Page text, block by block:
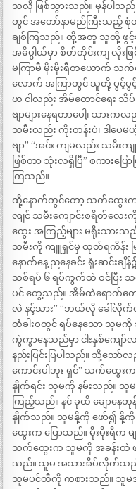
သလို ဖြစ်သွားသည်။ မှန်ပါ
တွင် အတော်နာမည်ကြီးသည့်
ချစ်ကြသည်။ ထို့အတူ သူတို့ ဖွ
အဓိပ္ပါယ်မှာ စိတ်တိုင်းကျ လိုး
မကြာမီ မိုးမိုးရီတယောက်
လောက် အကြာတွင် သူတို့ ပွင့်ပွင့်လ
ဟ ငါလည်း အိမ်ထောင်ရေး သိ
ဗျာများနေရတာပေါ့၊ သာ
သမီးလည်း ကိုးတန်းပဲ၊ ဒါပေ
ဗျာ” “အင်း ကျမလည်း သမီးက
ဖြစ်တာ သုံးလရှိပြီ” စကားပ
ကြသည်။
ထို့နောက်တွင်တော့ သက်ထွေးက
လျင် သမီးကျောင်းစရိတ်လေ
ထွေး အကြည့်များ မရိုးသာ
သမီးကို ကျူရှင်မှ ထုတ်ရကိန်း
နောက်နေ့ ညနေခင်း ရုံးဆင်း
သစ်ရပ် ၆ ရပ်ကွက်ထဲ ဝင်ပြီ
ပင် တွေ့သည်။ အိမ်ထဲရောက်တ
လဲ နင့်သား” “ဘယ်လို ခေါ်လိုက်
တံခါးဝတွင် ရပ်နေသော သူမ
ကွဲကွာနေသည်မှာ ငါးနှစ်ကျော်လ
နည်းပြင်းပြပါသည်။ သို့သော်လ
ကောင်းပါဘူး ရှင်” သက်ထွေ
နှိုက်ရင်း သူမကို နမ်းသည်။ သူ
ကြည့်သည်။ နင် ခုထိ ချောနေ
နှိုက်သည်။ သူမနို့ကို ဖော်၍ နို့ကို
ထွေးက ပြောသည်။ မိုးမိုးရီက
သက်ထွေးက သူမကို အခန်းထဲ ဖ
သည်။ သူမ အသာအိပ်လိုက်သ
သူမပင်တီကို ကစားသည်။ သူမ